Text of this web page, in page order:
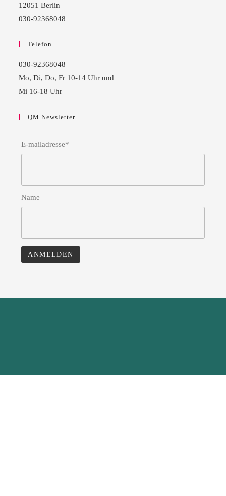
12051 Berlin
030-92368048
Telefon
030-92368048
Mo, Di, Do, Fr 10-14 Uhr und
Mi 16-18 Uhr
QM Newsletter
E-mailadresse*
Name